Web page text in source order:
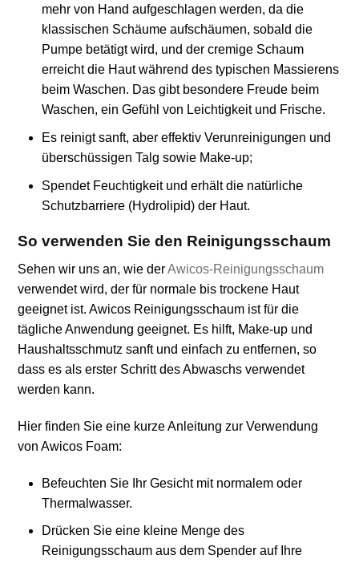
mehr von Hand aufgeschlagen werden, da die
klassischen Schäume aufschäumen, sobald die
Pumpe betätigt wird, und der cremige Schaum
erreicht die Haut während des typischen Massierens
beim Waschen. Das gibt besondere Freude beim
Waschen, ein Gefühl von Leichtigkeit und Frische.
Es reinigt sanft, aber effektiv Verunreinigungen und
überschüssigen Talg sowie Make-up;
Spendet Feuchtigkeit und erhält die natürliche
Schutzbarriere (Hydrolipid) der Haut.
So verwenden Sie den Reinigungsschaum
Sehen wir uns an, wie derAwicos-Reinigungsschaum
verwendet wird, der für normale bis trockene Haut
geeignet ist. Awicos Reinigungsschaum ist für die
tägliche Anwendung geeignet. Es hilft, Make-up und
Haushaltsschmutz sanft und einfach zu entfernen, so
dass es als erster Schritt des Abwaschs verwendet
werden kann.
Hier finden Sie eine kurze Anleitung zur Verwendung
von Awicos Foam:
Befeuchten Sie Ihr Gesicht mit normalem oder
Thermalwasser.
Drücken Sie eine kleine Menge des
Reinigungsschaum aus dem Spender auf Ihre